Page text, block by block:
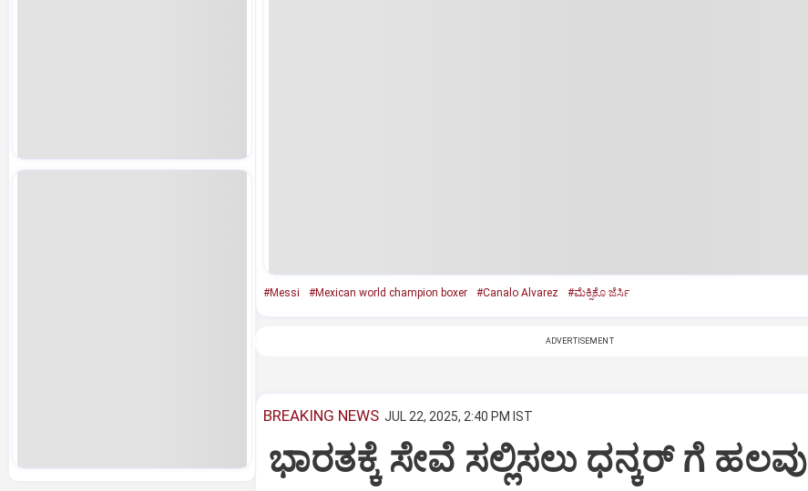
#Messi #Mexican world champion boxer #Canalo Alvarez #ಮೆಕ್ಸಿಕೊ ಜೆರ್ಸಿ
ADVERTISEMENT
BREAKING NEWS JUL 22, 2025, 2:40 PM IST
ಭಾರತಕ್ಕೆ ಸೇವೆ ಸಲ್ಲಿಸಲು ಧನ್ಕರ್‌ ಗೆ ಹಲವು